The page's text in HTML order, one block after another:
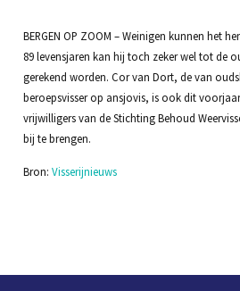
BERGEN OP ZOOM – Weinigen kunnen het
89 levensjaren kan hij toch zeker wel tot de
gerekend worden. Cor van Dort, de van
beroepsvisser op ansjovis, is ook dit
vrijwilligers van de Stichting Behoud
bij te brengen.
Bron: Visserijnieuws